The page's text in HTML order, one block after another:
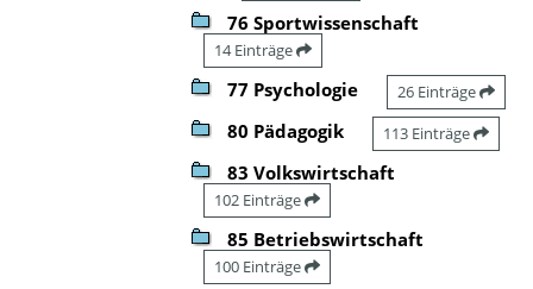
76 Sportwissenschaft
14 Einträge
77 Psychologie 26 Einträge
80 Pädagogik 113 Einträge
83 Volkswirtschaft
102 Einträge
85 Betriebswirtschaft
100 Einträge